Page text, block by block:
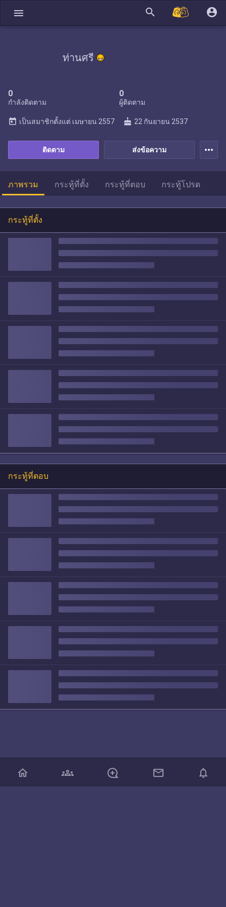
menu search account_circle
ท่านศรี
0
กำลังติดตาม
0
ผู้ติดตาม
ส่งข้อความ
ติดตาม
today เป็นสมาชิกตั้งแต่ เมษายน 2557 cake 22 กันยายน 2537
more_horiz
ภาพรวม กระทู้ที่ตั้ง กระทู้ที่ตอบ กระทู้โปรด
กระทู้ที่ตั้ง
กระทู้ที่ตอบ